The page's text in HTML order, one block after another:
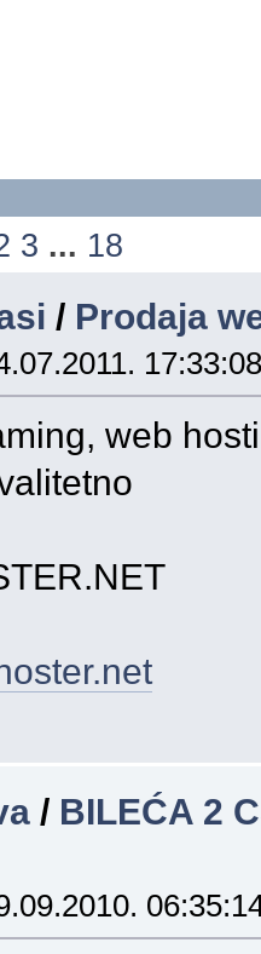
3 ... 18
/ Prodaja
web
/ BILEĆA 2